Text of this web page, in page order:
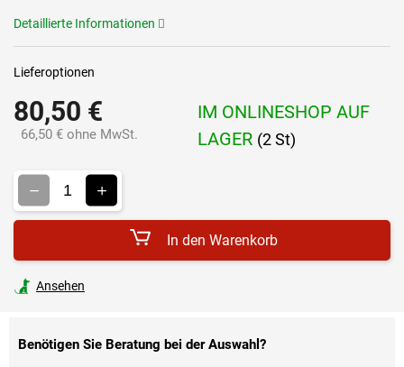
80,50 €
66,50 € ohne MwSt.
IM ONLINESHOP AUF
LAGER (2 St)
Lieferoptionen
In den Warenkorb
Detaillierte Informationen
Ansehen
Benötigen Sie Beratung bei der Auswahl?